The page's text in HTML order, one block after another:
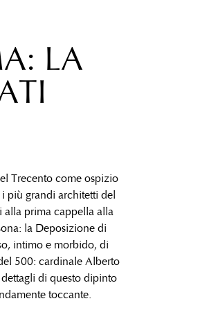
LA
Trecento come ospizio
più grandi architetti del
alla prima cappella alla
la Deposizione di
intimo e morbido, di
500: cardinale Alberto
di questo dipinto
toccante.